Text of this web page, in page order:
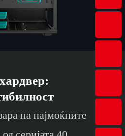
на најмоќните